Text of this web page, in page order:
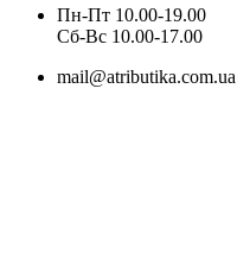
Пн-Пт 10.00-19.00
Cб-Вс 10.00-17.00
mail@atributika.com.ua